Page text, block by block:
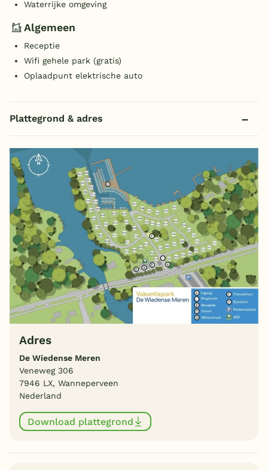
Waterrijke omgeving
Algemeen
Receptie
Wifi gehele park (gratis)
Oplaadpunt elektrische auto
Plattegrond & adres
Adres
De Wiedense Meren
Veneweg 306
7946 LX, Wanneperveen
Nederland
Download plattegrond